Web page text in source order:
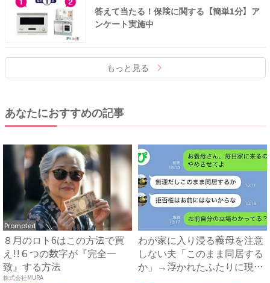
答えて当たる！保険に関する【簡単1分】ア
ンケート実施中
もっと見る
あなたにおすすめの記事
Promoted
８月のロト6はこの方法で買
え!!６つの数字が『完全一
致』する方法
株式会社MURA
わが家に入り浸る義母を注意
しない夫「このまま同居する
か」→浮かれたふたりに現実